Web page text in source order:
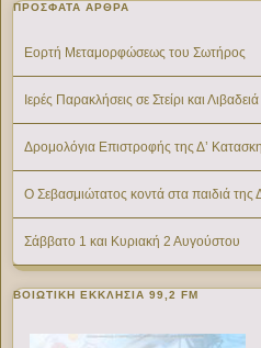
ΠΡΌΣΦΑΤΑ ΆΡΘΡΑ
Εορτή Μεταμορφώσεως του Σωτήρος
Ιερές Παρακλήσεις σε Στείρι και Λιβαδειά
Δρομολόγια Επιστροφής της Δ’
Ο Σεβασμιώτατος κοντά στα παιδιά της
Σάββατο 1 και Κυριακή 2 Αυγούστου
ΒΟΙΩΤΙΚΉ ΕΚΚΛΗΣΊΑ 99,2 FM